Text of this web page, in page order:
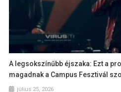
A legsokszínűbb éjszaka: Ezt a
magadnak a Campus Fesztivál
július 25, 2026